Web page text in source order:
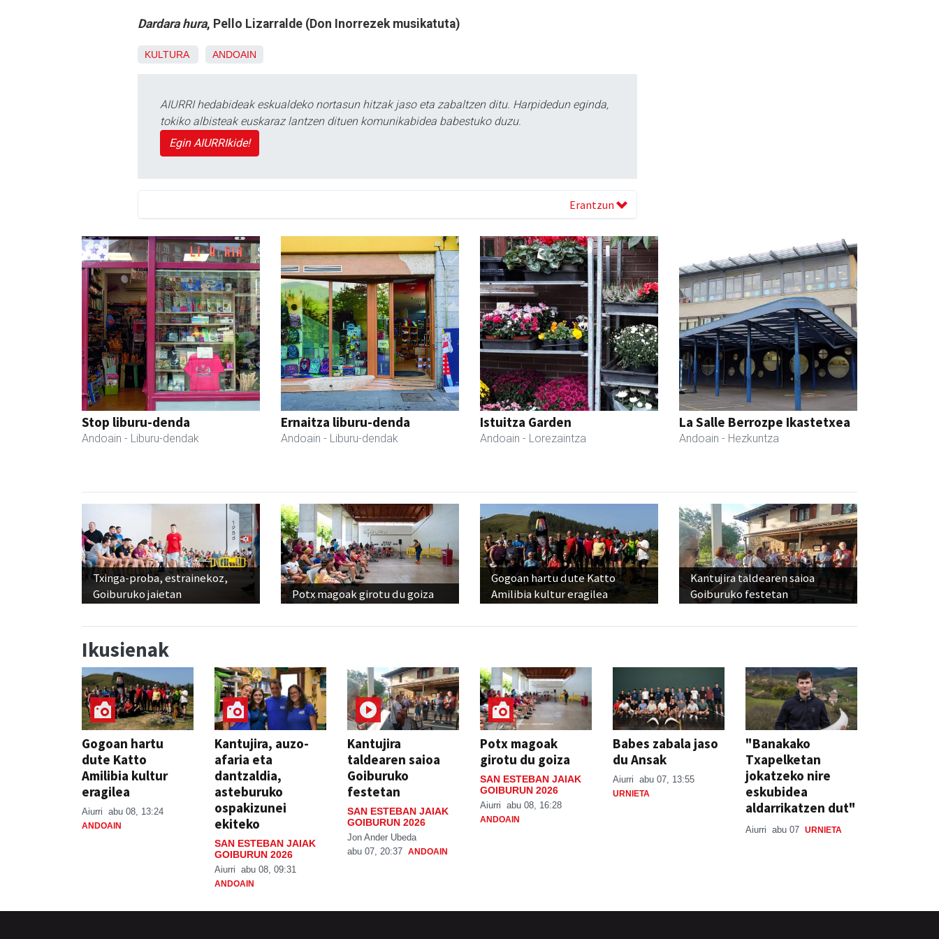
Dardara hura, Pello Lizarralde (Don Inorrezek musikatuta)
KULTURA ANDOAIN
AIURRI hedabideak eskualdeko nortasun hitzak jaso eta zabaltzen ditu. Harpidedun eginda,
tokiko albisteak euskaraz lantzen dituen komunikabidea babestuko duzu.
Egin AIURRIkide!
Erantzun
Stop liburu-denda
Andoain - Liburu-dendak
Ernaitza liburu-denda
Andoain - Liburu-dendak
Istuitza Garden
Andoain - Lorezaintza
La Salle Berrozpe Ikastetxea
Andoain - Hezkuntza
Txinga-proba, estrainekoz,
Goiburuko jaietan
Potx magoak girotu du goiza
Gogoan hartu dute Katto
Amilibia kultur eragilea
Kantujira taldearen saioa
Goiburuko festetan
Ikusienak
Gogoan hartu
dute Katto
Amilibia kultur
eragilea
Aiurri abu 08, 13:24
ANDOAIN
Kantujira, auzo-
afaria eta
dantzaldia,
asteburuko
ospakizunei
ekiteko
SAN ESTEBAN JAIAK
GOIBURUN 2026
Aiurri abu 08, 09:31
ANDOAIN
Kantujira
taldearen saioa
Goiburuko
festetan
SAN ESTEBAN JAIAK
GOIBURUN 2026
Jon Ander Ubeda
abu 07, 20:37 ANDOAIN
Potx magoak
girotu du goiza
SAN ESTEBAN JAIAK
GOIBURUN 2026
Aiurri abu 08, 16:28
ANDOAIN
Babes zabala jaso
du Ansak
Aiurri abu 07, 13:55
URNIETA
"Banakako
Txapelketan
jokatzeko nire
eskubidea
aldarrikatzen dut"
Aiurri abu 07 URNIETA